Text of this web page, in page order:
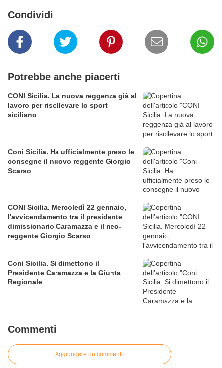
Condividi
Potrebbe anche piacerti
CONI Sicilia. La nuova reggenza già al
lavoro per risollevare lo sport
siciliano
Coni Sicilia. Ha ufficialmente preso le
consegne il nuovo reggente Giorgio
Scarso
CONI Sicilia. Mercoledì 22 gennaio,
l'avvicendamento tra il presidente
dimissionario Caramazza e il neo-
reggente Giorgio Scarso
Coni Sicilia. Si dimettono il
Presidente Caramazza e la Giunta
Regionale
Commenti
Aggiungere un commento